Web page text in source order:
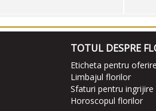
TOTUL DESPRE
Eticheta pentru
Limbajul florilor
Sfaturi pentru ingrijire
Horoscopul florilor